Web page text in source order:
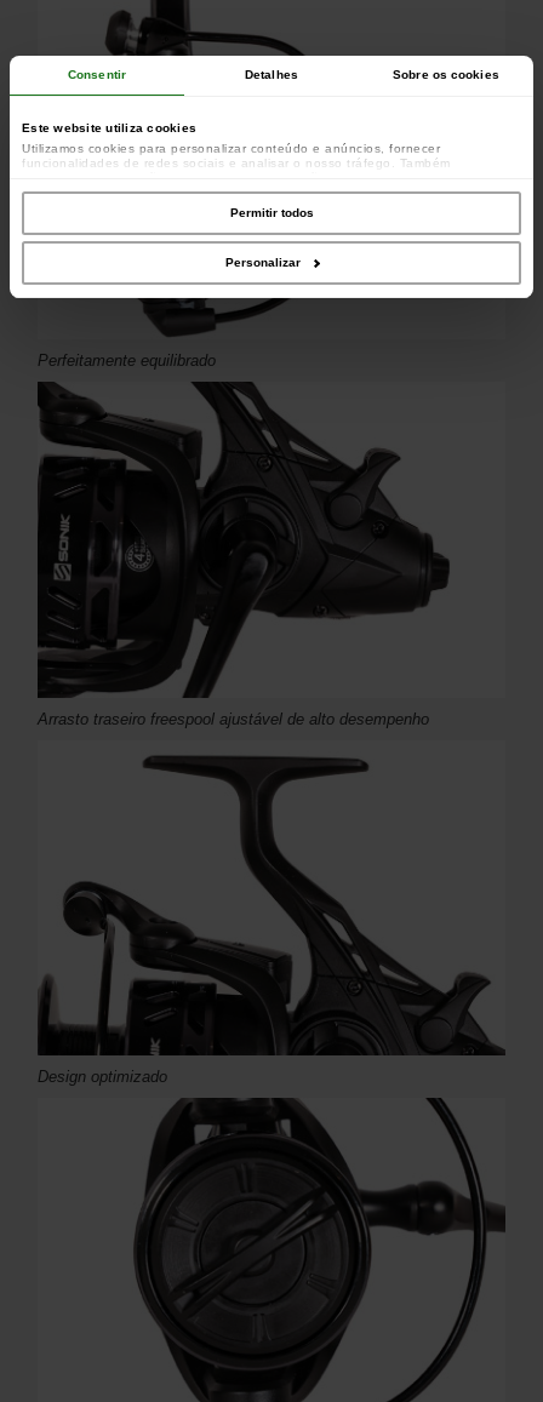
Consentir Detalhes Sobre os cookies
Este website utiliza cookies
Utilizamos cookies para personalizar conteúdo e anúncios, fornecer
funcionalidades de redes sociais e analisar o nosso tráfego. Também
parceiros de redes sociais, de publicidade e de análise, que as podem combinar
com outras informações que lhes forneceu ou recolhidas por estes a partir da
sua utilização dos respetivos serviços.
Permitir todos
Personalizar
Perfeitamente equilibrado
Arrasto traseiro freespool ajustável de alto desempenho
Design optimizado